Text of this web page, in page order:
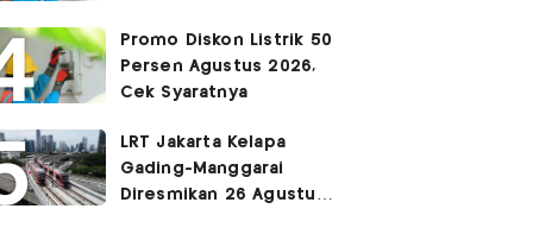
Promo Diskon Listrik 50
Persen Agustus 2026,
Cek Syaratnya
LRT Jakarta Kelapa
Gading-Manggarai
Diresmikan 26 Agustus